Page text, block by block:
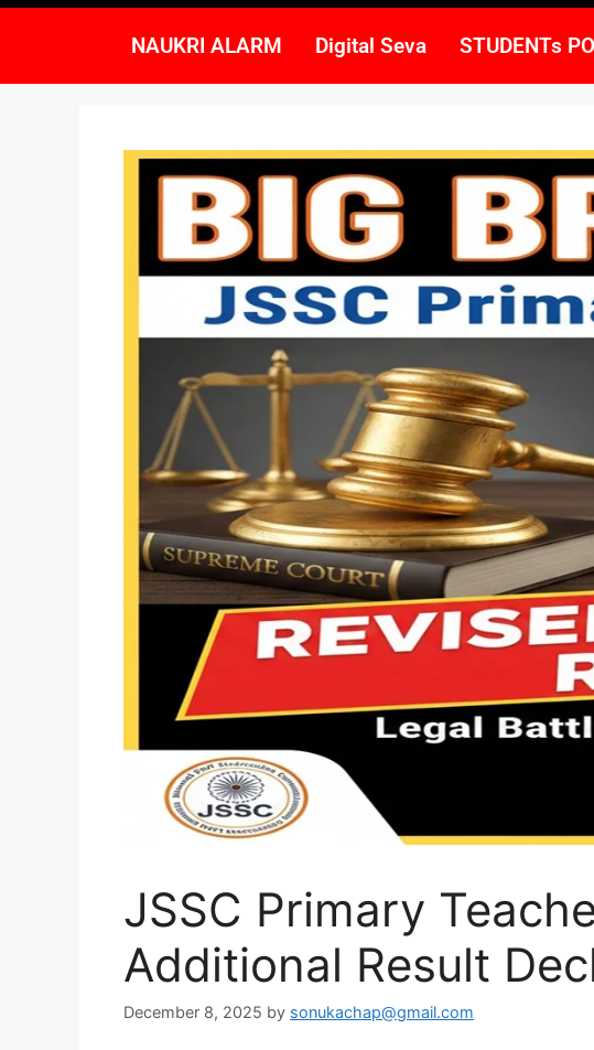
NAUKRI ALARM Digital Seva STUDENTs
JSSC Primary
Additional Result
December 8, 2025 by sonukachap@gmail.com